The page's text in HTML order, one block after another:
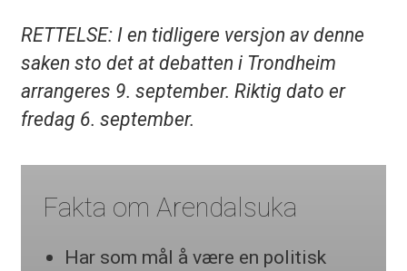
RETTELSE: I en tidligere versjon av denne
saken sto det at debatten i Trondheim
arrangeres 9. september. Riktig dato er
fredag 6. september.
Fakta om Arendalsuka
Har som mål å være en politisk